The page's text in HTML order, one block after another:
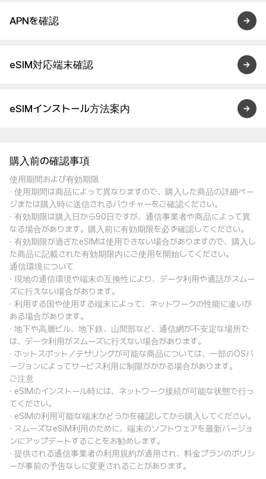
APNを確認
eSIM対応端末確認
eSIMインストール方法案内
購入前の確認事項
使用期間および有効期限
· 使用期間は商品によって異なりますので、購入した商品の詳細ペー
ジまたは購入時に送信されるバウチャーをご確認ください。
· 有効期限は購入日から90日ですが、通信事業者や商品によって異
なる場合があります。購入前に有効期限を必ず確認してください。
· 有効期限が過ぎたeSIMは使用できない場合がありますので、購入し
た商品に記載された有効期限内にご使用を開始してください。
通信環境について
· 現地の通信環境や端末の互換性により、データ利用や通話がスムー
ズに行えない場合があります。
· 利用する国や使用する端末によって、ネットワークの性能に違いが
ある場合があります。
· 地下や高層ビル、地下鉄、山間部など、通信網が不安定な場所で
は、データ利用がスムーズに行えない場合があります。
· ホットスポット／テザリングが可能な商品については、一部のOSバ
ージョンによってサービス利用に制限がかかる場合があります。
ご注意
· eSIMのインストール時には、ネットワーク接続が可能な状態で行っ
てください。
· eSIMの利用可能な端末かどうかを確認してから購入してください。
· スムーズなeSIM利用のために、端末のソフトウェアを最新バージョ
ンにアップデートすることをお勧めします。
· 提供される通信事業者の利用規約が適用され、料金プランのポリシ
ーが事前の予告なしに変更されることがあります。